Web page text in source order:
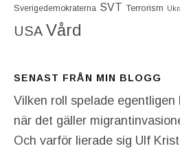
Sverigedemokraterna SVT Terrorism
USA Vård
SENAST FRÅN MIN BLOGG
Vilken roll spelade egentligen
när det gäller
Och varför lierade sig Ulf